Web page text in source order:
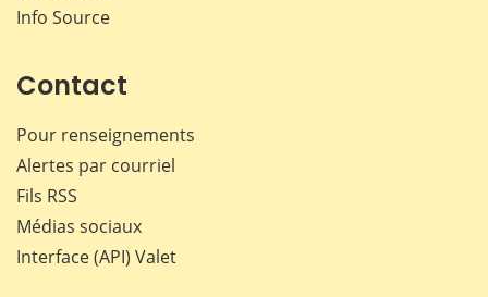
Info Source
Contact
Pour renseignements
Alertes par courriel
Fils RSS
Médias sociaux
Interface (API) Valet